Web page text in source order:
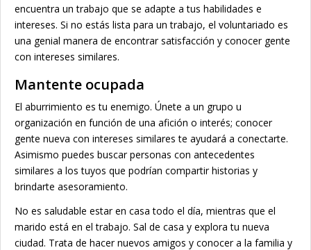
encuentra un trabajo que se adapte a tus habilidades e
intereses. Si no estás lista para un trabajo, el voluntariado es
una genial manera de encontrar satisfacción y conocer gente
con intereses similares.
Mantente ocupada
El aburrimiento es tu enemigo. Únete a un grupo u
organización en función de una afición o interés; conocer
gente nueva con intereses similares te ayudará a conectarte.
Asimismo puedes buscar personas con antecedentes
similares a los tuyos que podrían compartir historias y
brindarte asesoramiento.
No es saludable estar en casa todo el día, mientras que el
marido está en el trabajo. Sal de casa y explora tu nueva
ciudad. Trata de hacer nuevos amigos y conocer a la familia y